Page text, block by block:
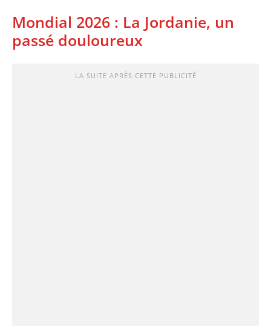
Mondial 2026 : La Jordanie, un
passé douloureux
LA SUITE APRÈS CETTE PUBLICITÉ